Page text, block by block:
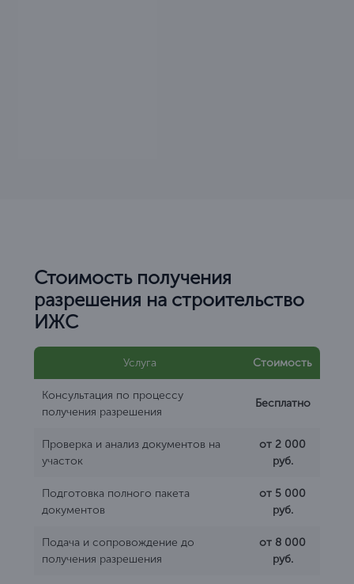
Стоимость получения
разрешения на строительство
ИЖС
Услуга Стоимость
Консультация по процессу
получения разрешения
Бесплатно
Проверка и анализ документов на
участок
от 2 000
руб.
Подготовка полного пакета
документов
от 5 000
руб.
Подача и сопровождение до
получения разрешения
от 8 000
руб.